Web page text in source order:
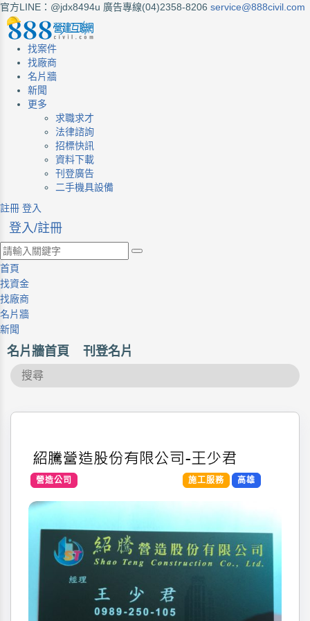
官方LINE：@jdx8494u 廣告專線(04)2358-8206 service@888civil.com
找案件
找廠商
名片牆
新聞
更多
求職求才
法律諮詢
招標快訊
資料下載
刊登廣告
二手機具設備
註冊 登入
登入/註冊
首頁
找資金
找廠商
名片牆
新聞
名片牆首頁 刊登名片
高雄
施工服務
營造公司